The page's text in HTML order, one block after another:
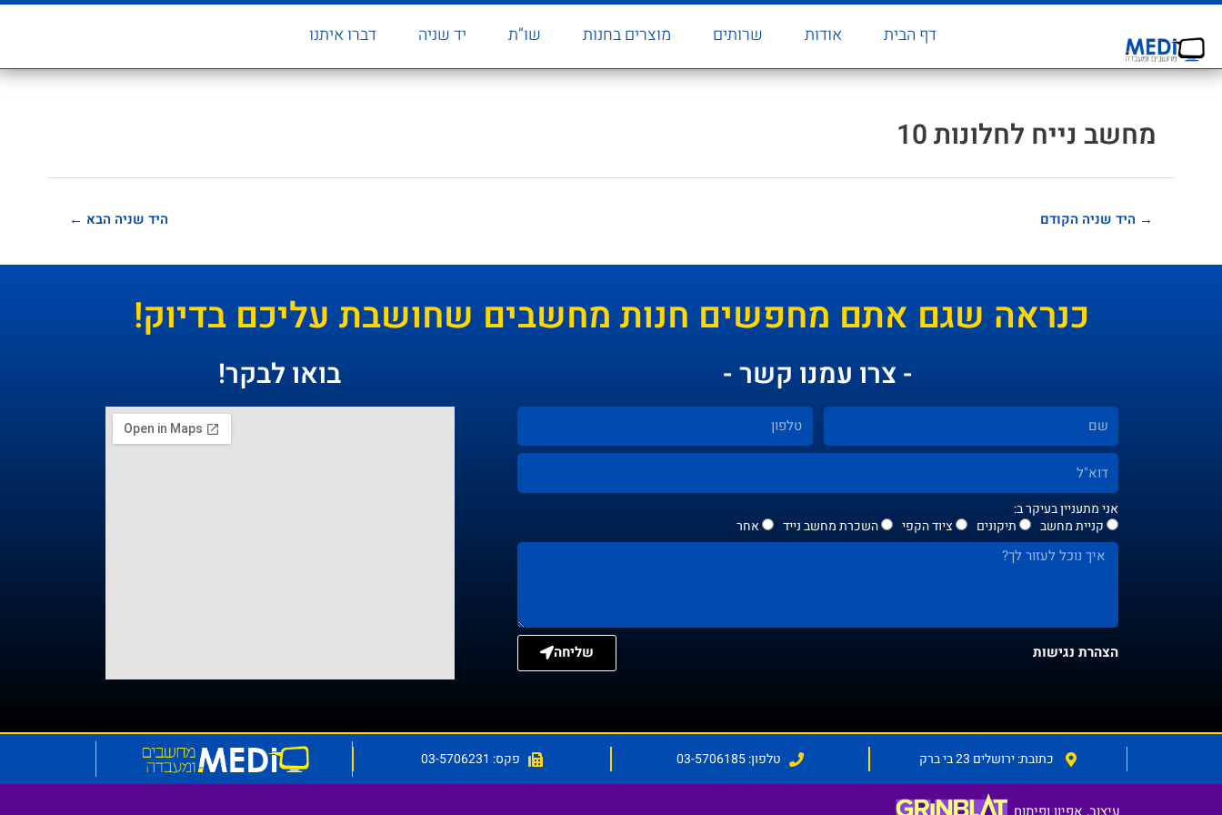
דף הבית אודות שרותים מוצרים בחנות שו”ת יד שניה דברו איתנו
מחשב נייח לחלונות 10
→ היד שניה הקודם היד שניה הבא ←
כנראה שגם אתם מחפשים חנות מחשבים שחושבת עליכם בדיוק!
- צרו עמנו קשר -
אני מתעניין בעיקר ב:
קניית מחשב
תיקונים ציוד הקפי השכרת מחשב נייד אחר
שליחה הצהרת נגישות
בואו לבקר!
כתובת: ירושלים 23 בי ברק טלפון: 03-5706185 פקס: 03-5706231